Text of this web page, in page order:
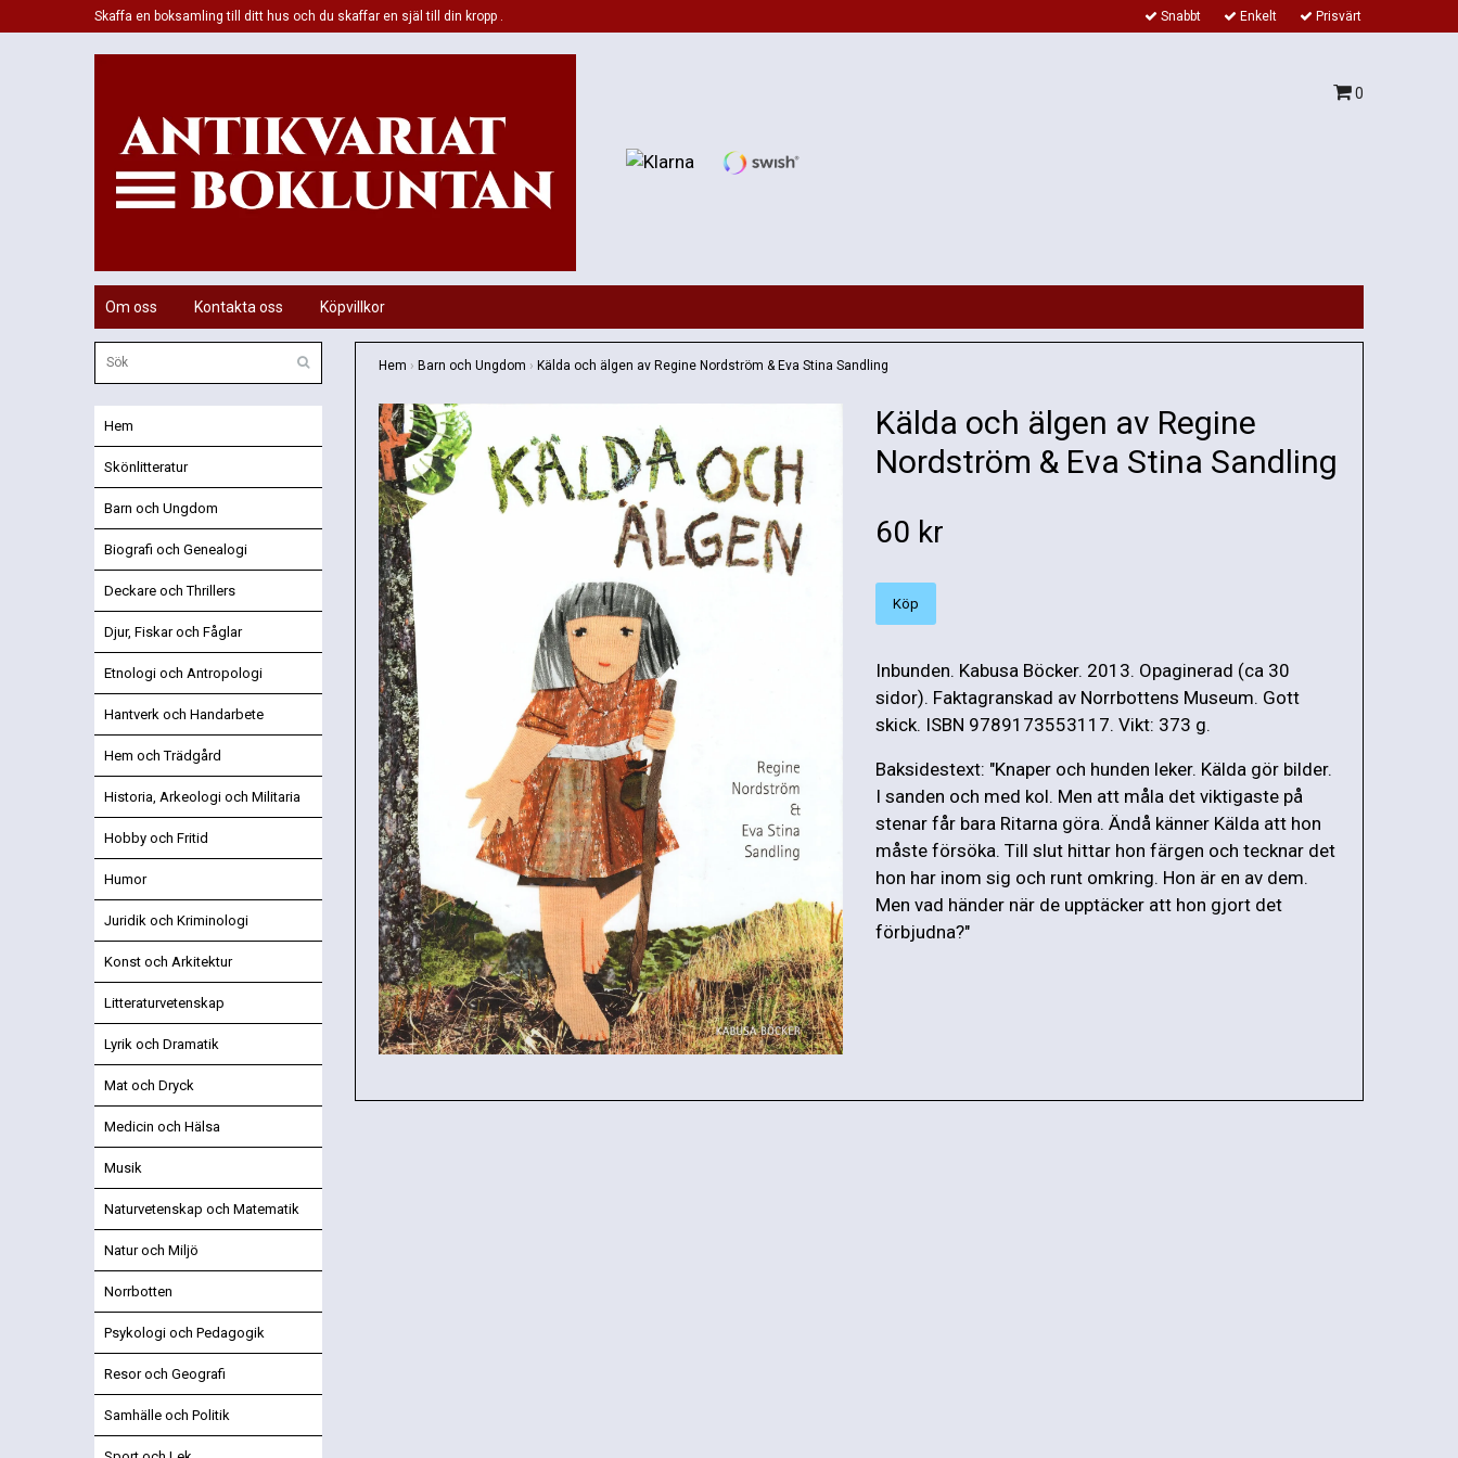
Skaffa en boksamling till ditt hus och du skaffar en själ till din kropp . Snabbt Enkelt Prisvärt
0
Om oss Kontakta oss Köpvillkor
Hem
Skönlitteratur
Barn och Ungdom
Biografi och Genealogi
Deckare och Thrillers
Djur, Fiskar och Fåglar
Etnologi och Antropologi
Hantverk och Handarbete
Hem och Trädgård
Historia, Arkeologi och Militaria
Hobby och Fritid
Humor
Juridik och Kriminologi
Konst och Arkitektur
Litteraturvetenskap
Lyrik och Dramatik
Mat och Dryck
Medicin och Hälsa
Musik
Naturvetenskap och Matematik
Natur och Miljö
Norrbotten
Psykologi och Pedagogik
Resor och Geografi
Samhälle och Politik
Hem › Barn och Ungdom › Kälda och älgen av Regine Nordström & Eva Stina Sandling
Kälda och älgen av Regine
Nordström & Eva Stina Sandling
60 kr
Köp
Inbunden. Kabusa Böcker. 2013. Opaginerad (ca 30
sidor). Faktagranskad av Norrbottens Museum. Gott
skick. ISBN 9789173553117. Vikt: 373 g.
Baksidestext: "Knaper och hunden leker. Kälda gör bilder.
I sanden och med kol. Men att måla det viktigaste på
stenar får bara Ritarna göra. Ändå känner Kälda att hon
måste försöka. Till slut hittar hon färgen och tecknar det
hon har inom sig och runt omkring. Hon är en av dem.
Men vad händer när de upptäcker att hon gjort det
förbjudna?"